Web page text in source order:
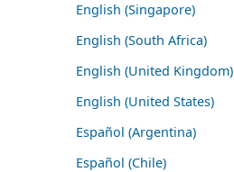
English (Singapore)
English (South Africa)
English (United Kingdom)
English (United States)
Español (Argentina)
Español (Chile)